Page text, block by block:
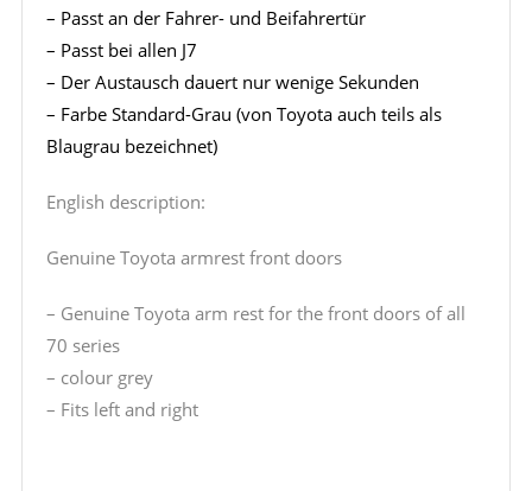
– Passt an der Fahrer- und Beifahrertür
– Passt bei allen J7
– Der Austausch dauert nur wenige Sekunden
– Farbe Standard-Grau (von Toyota auch teils als
Blaugrau bezeichnet)
English description:
Genuine Toyota armrest front doors
– Genuine Toyota arm rest for the front doors of all
70 series
– colour grey
– Fits left and right